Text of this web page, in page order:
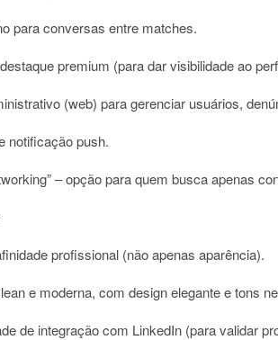
para conversas entre matches.
premium (para dar visibilidade ao
(web) para gerenciar usuários,
notificação push.
– opção para quem busca apenas
profissional (não apenas aparência).
e moderna, com design elegante e tons
de integração com LinkedIn (para validar